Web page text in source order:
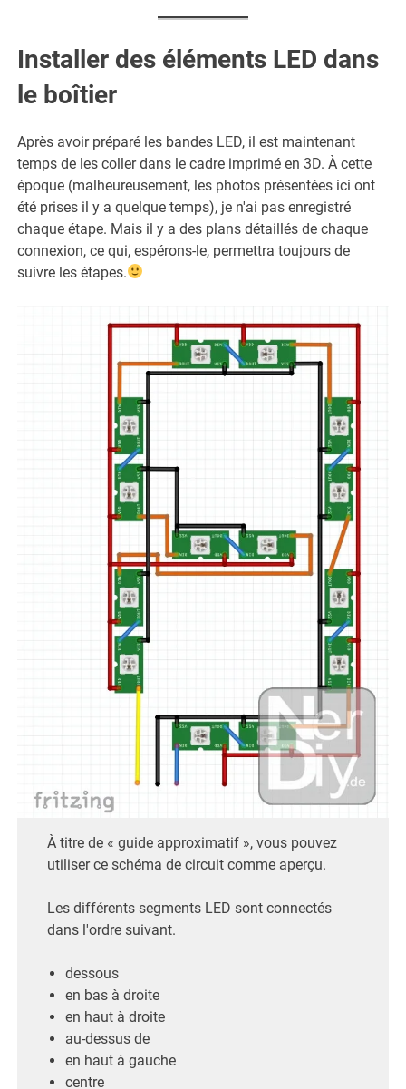
Installer des éléments LED dans
le boîtier
Après avoir préparé les bandes LED, il est maintenant
temps de les coller dans le cadre imprimé en 3D. À cette
époque (malheureusement, les photos présentées ici ont
été prises il y a quelque temps), je n'ai pas enregistré
chaque étape. Mais il y a des plans détaillés de chaque
connexion, ce qui, espérons-le, permettra toujours de
suivre les étapes.
À titre de « guide approximatif », vous pouvez
utiliser ce schéma de circuit comme aperçu.
Les différents segments LED sont connectés
dans l'ordre suivant.
dessous
en bas à droite
en haut à droite
au-dessus de
en haut à gauche
centre